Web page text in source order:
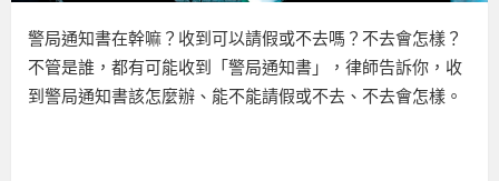
警局通知書在幹嘛？收到可以請假或不去嗎？不去會怎樣？
不管是誰，都有可能收到「警局通知書」，律師告訴你，收
到警局通知書該怎麼辦、能不能請假或不去、不去會怎樣。